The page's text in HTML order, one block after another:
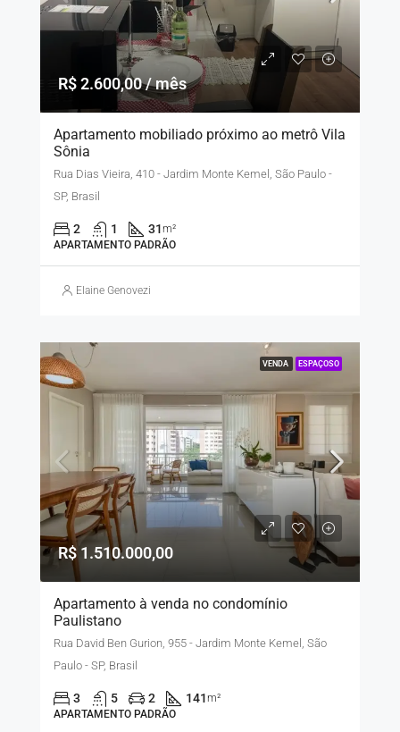
R$ 2.600,00 / mês
Apartamento mobiliado próximo ao metrô Vila
Sônia
Rua Dias Vieira, 410 - Jardim Monte Kemel, São Paulo -
SP, Brasil
2 1 31m²
APARTAMENTO PADRÃO
Elaine Genovezi
VENDA ESPAÇOSO
R$ 1.510.000,00
Apartamento à venda no condomínio
Paulistano
Rua David Ben Gurion, 955 - Jardim Monte Kemel, São
Paulo - SP, Brasil
3 5 2 141m²
APARTAMENTO PADRÃO